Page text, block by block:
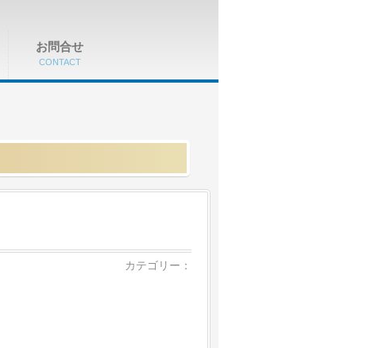
お問合せ
CONTACT
カテゴリー：